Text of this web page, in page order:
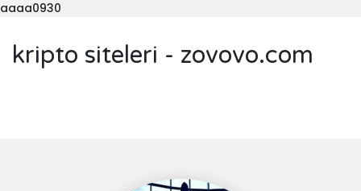
aaaa0930
kripto siteleri - zovovo.com